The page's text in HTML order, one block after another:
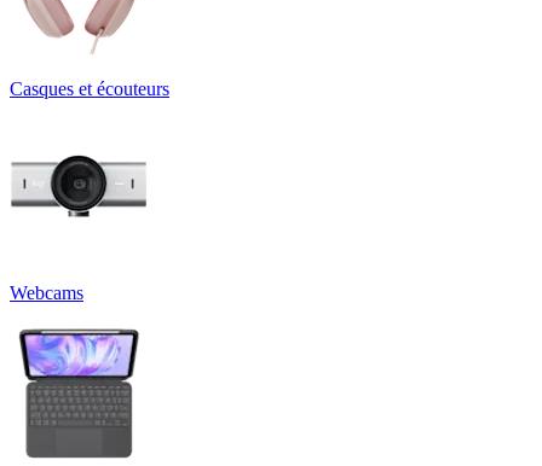
Casques et écouteurs
Webcams